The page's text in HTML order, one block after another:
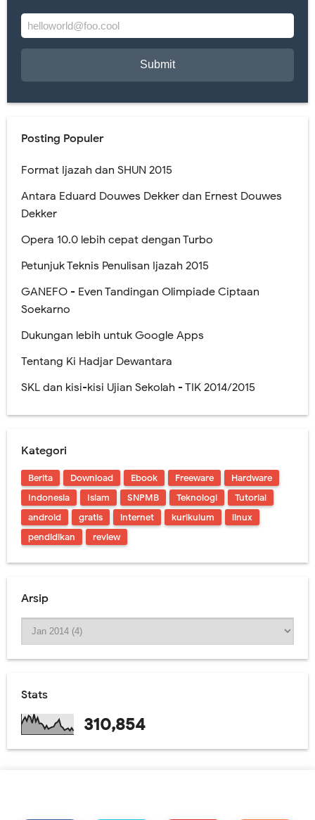
Posting Populer
Format Ijazah dan SHUN 2015
Antara Eduard Douwes Dekker dan Ernest Douwes
Dekker
Opera 10.0 lebih cepat dengan Turbo
Petunjuk Teknis Penulisan Ijazah 2015
GANEFO - Even Tandingan Olimpiade Ciptaan
Soekarno
Dukungan lebih untuk Google Apps
Tentang Ki Hadjar Dewantara
SKL dan kisi-kisi Ujian Sekolah - TIK 2014/2015
Kategori
Berita Download Ebook Freeware
Hardware
Indonesia
Islam SNPMB Teknologi
Tutorial
android
gratis internet kurikulum
linux
pendidikan
review
Arsip
Stats
310,854